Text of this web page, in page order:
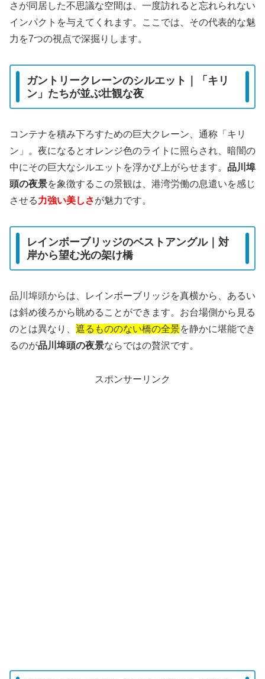
さが同居した不思議な空間は、一度訪れると忘れられない
インパクトを与えてくれます。ここでは、その代表的な魅
力を7つの視点で深掘りします。
ガントリークレーンのシルエット｜「キリ
ン」たちが並ぶ壮観な夜
コンテナを積み下ろすための巨大クレーン、通称「キリ
ン」。夜になるとオレンジ色のライトに照らされ、暗闇の
中にその巨大なシルエットを浮かび上がらせます。 品川埠
頭の夜景を象徴するこの景観は、港湾労働の息遣いを感じ
させる力強い美しさが魅力です。
レインボーブリッジのベストアングル｜対
岸から望む光の架け橋
品川埠頭からは、レインボーブリッジを真横から、あるい
は斜め後ろから眺めることができます。お台場側から見る
のとは異なり、 遮るもののない橋の全景を静かに堪能でき
るのが品川埠頭の夜景ならではの贅沢です。
スポンサーリンク